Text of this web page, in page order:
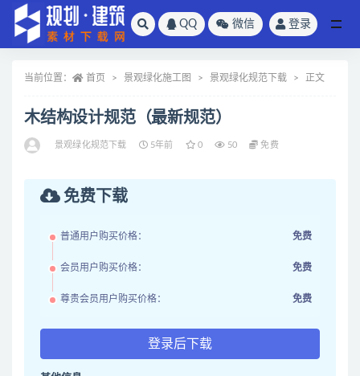
QQ 微信 登录
当前位置： 首页 景观绿化施工图 景观绿化规范下载 正文
木结构设计规范（最新规范）
景观绿化规范下载 5年前 0 50 免费
免费下载
普通用户购买价格： 免费
会员用户购买价格： 免费
尊贵会员用户购买价格： 免费
登录后下载
全部